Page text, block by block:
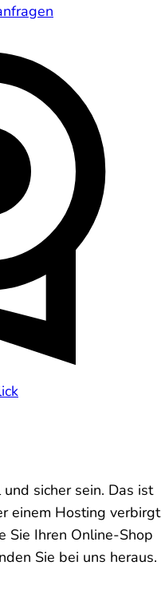
sicher sein. Das ist
einem Hosting verbirgt
Sie Ihren Online-Shop
Sie bei uns heraus.